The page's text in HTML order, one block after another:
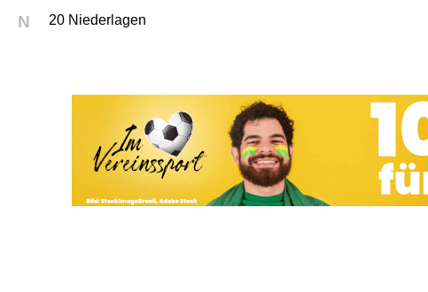
N 20 Niederlagen